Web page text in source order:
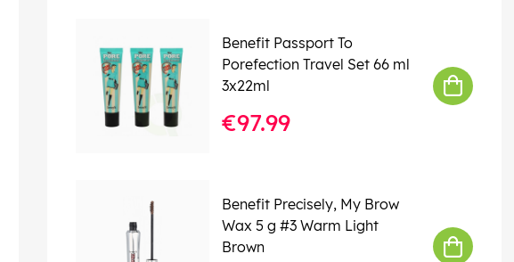
Benefit Passport To
Porefection Travel Set 66 ml
3x22ml
€97.99
Benefit Precisely, My Brow
Wax 5 g #3 Warm Light
Brown